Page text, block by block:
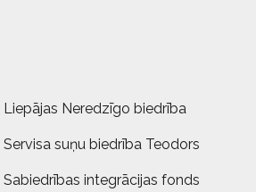
Liepājas Neredzīgo biedrība
Servisa suņu biedrība Teodors
Sabiedrības integrācijas fonds